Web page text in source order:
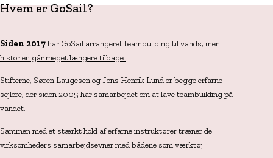
Hvem er GoSail?
Siden 2017har GoSail arrangeret teambuilding til vands, men
historien går meget længere tilbage.
Stifterne, Søren Laugesen og Jens Henrik Lund er begge erfarne
sejlere, der siden 2005 har samarbejdet om at lave teambuilding på
vandet.
Sammen med et stærkt hold af erfarne instruktører træner de
virksomheders samarbejdsevner med bådene som værktøj.